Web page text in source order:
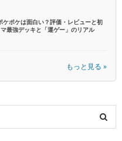
ケポケは面白い？評価・レビューと初
最強デッキと「運ゲー」のリアル
もっと見る »